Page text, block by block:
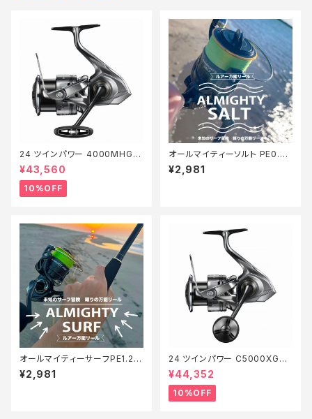
24 ツインパワー 4000MHG
【継続セール_リール】【10】
¥43,560
10%OFF
オールマイティーソルト PE0.8
号150m Tオリ
¥2,981
オールマイティーサーフPE1.2 2
00m【Tオリ】
¥2,981
24 ツインパワー C5000XG
【継続セール_リール】【10】
¥44,352
10%OFF